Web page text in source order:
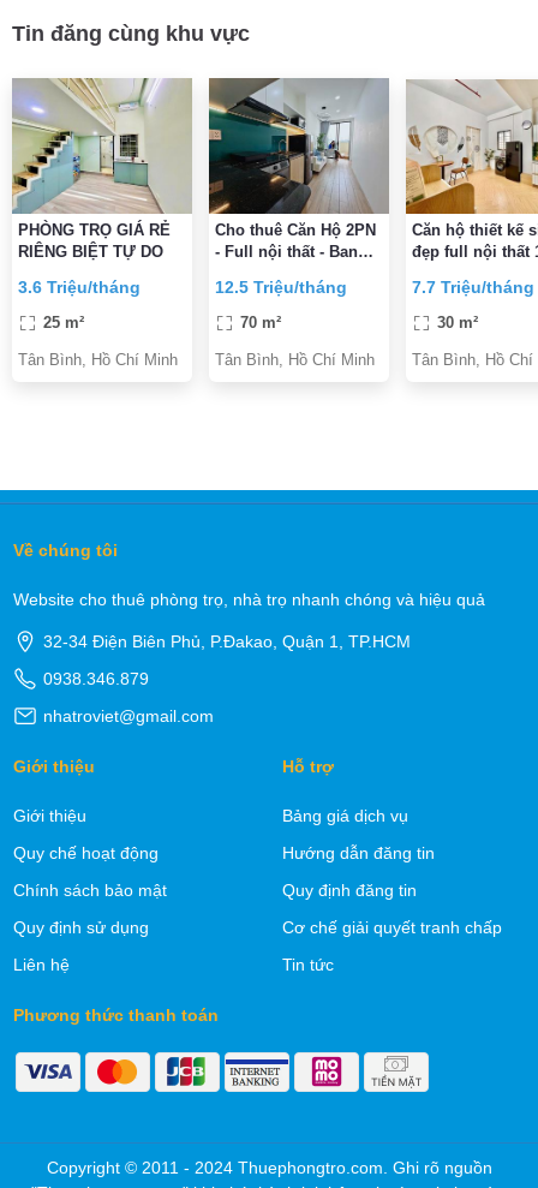
Tin đăng cùng khu vực
PHÒNG TRỌ GIÁ RẺ
RIÊNG BIỆT TỰ DO
3.6 Triệu/tháng
25 m²
Tân Bình, Hồ Chí Minh
Cho thuê Căn Hộ 2PN
- Full nội thất - Ban
Đệm Tân Bình tháng 3
12.5 Triệu/tháng
70 m²
Tân Bình, Hồ Chí Minh
Căn hộ thiết kế
đẹp full nội thất
Sơn P2 Q.Tân
(đối diện sân
7.7 Triệu/tháng
30 m²
Tân Bình, Hồ Chí
Về chúng tôi
Website cho thuê phòng trọ, nhà trọ nhanh chóng và hiệu quả
32-34 Điện Biên Phủ, P.Đakao, Quận 1, TP.HCM
0938.346.879
nhatroviet@gmail.com
Giới thiệu
Giới thiệu
Quy chế hoạt động
Chính sách bảo mật
Quy định sử dụng
Liên hệ
Hỗ trợ
Bảng giá dịch vụ
Hướng dẫn đăng tin
Quy định đăng tin
Cơ chế giải quyết tranh chấp
Tin tức
Phương thức thanh toán
Copyright © 2011 - 2024 Thuephongtro.com. Ghi rõ nguồn